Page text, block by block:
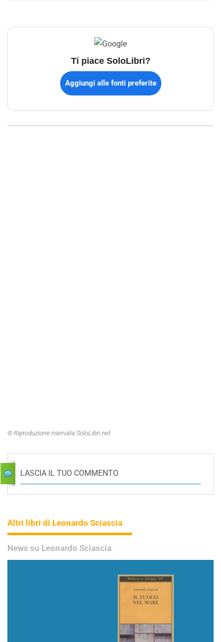
Ti piace SoloLibri?
Aggiungi alle fonti preferite
© Riproduzione riservata SoloLibri.net
LASCIA IL TUO COMMENTO
Altri libri di Leonardo Sciascia
News su Leonardo Sciascia